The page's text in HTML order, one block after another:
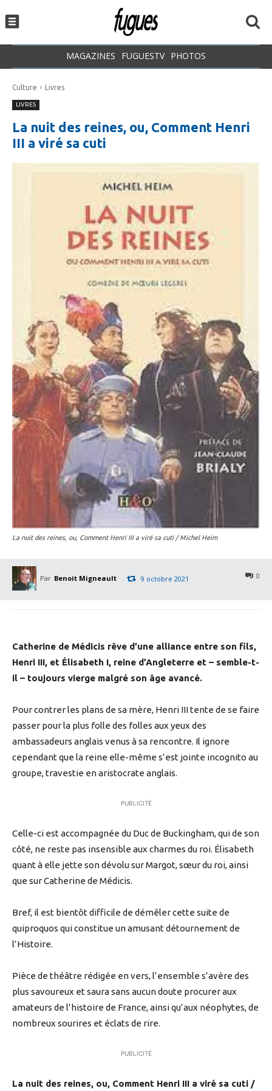
MAGAZINES FUGUESTV PHOTOS
Culture Livres
LIVRES
La nuit des reines, ou, Comment Henri
III a viré sa cuti
La nuit des reines, ou, Comment Henri III a viré sa cuti / Michel Heim
Par Benoit Migneault 0
9 octobre 2021
Catherine de Médicis rêve d’une alliance entre son fils,
Henri III, et Élisabeth I, reine d’Angleterre et – semble-t-
il – toujours vierge malgré son âge avancé.
Pour contrer les plans de sa mère, Henri III tente de se faire
passer pour la plus folle des folles aux yeux des
ambassadeurs anglais venus à sa rencontre. Il ignore
cependant que la reine elle-même s’est jointe incognito au
groupe, travestie en aristocrate anglais.
PUBLICITÉ
Celle-ci est accompagnée du Duc de Buckingham, qui de son
côté, ne reste pas insensible aux charmes du roi. Élisabeth
quant à elle jette son dévolu sur Margot, sœur du roi, ainsi
que sur Catherine de Médicis.
Bref, il est bientôt difficile de démêler cette suite de
quiproquos qui constitue un amusant détournement de
l’Histoire.
Pièce de théâtre rédigée en vers, l’ensemble s’avère des
plus savoureux et saura sans aucun doute procurer aux
amateurs de l’histoire de France, ainsi qu’aux néophytes, de
nombreux sourires et éclats de rire.
PUBLICITÉ
La nuit des reines, ou, Comment Henri III a viré sa cuti /